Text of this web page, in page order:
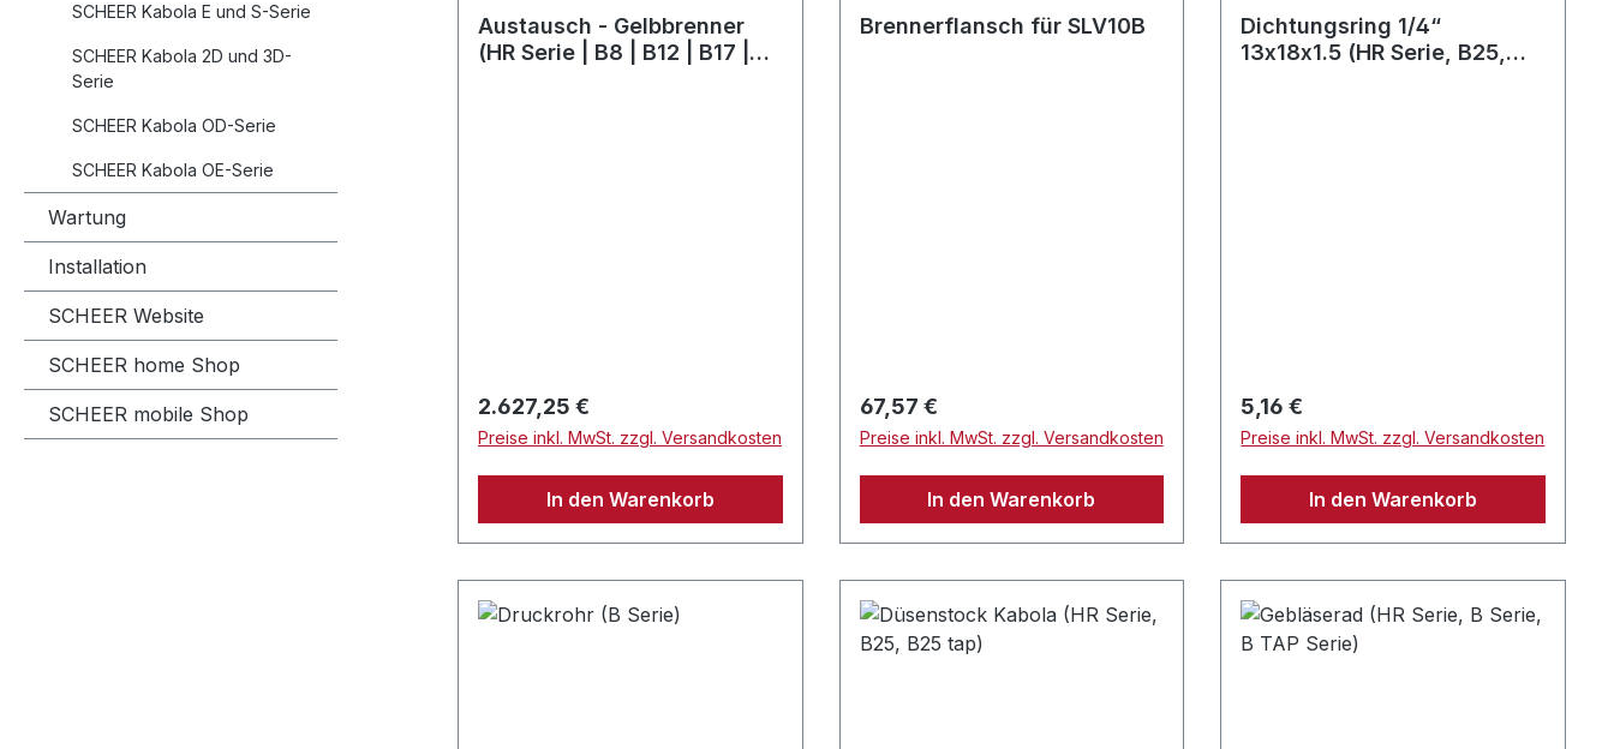
SCHEER Kabola E und S-Serie
SCHEER Kabola 2D und 3D-
Serie
SCHEER Kabola OD-Serie
SCHEER Kabola OE-Serie
Wartung
Installation
SCHEER Website
SCHEER home Shop
SCHEER mobile Shop
Austausch - Gelbbrenner
(HR Serie | B8 | B12 | B17 |
Regulärer Preis:
2.627,25 €
Preise inkl. MwSt. zzgl. Versandkosten
In den Warenkorb
Brennerflansch für SLV10B
Regulärer Preis:
67,57 €
Preise inkl. MwSt. zzgl. Versandkosten
In den Warenkorb
Dichtungsring 1/4“
13x18x1.5 (HR Serie, B25,
Regulärer Preis:
5,16 €
Preise inkl. MwSt. zzgl. Versandkosten
In den Warenkorb